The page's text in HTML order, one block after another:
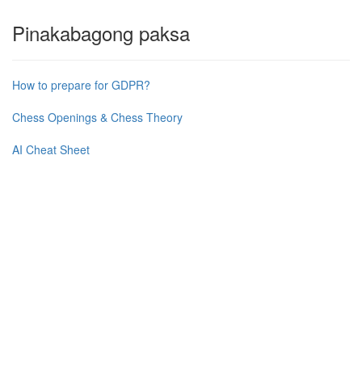
Pinakabagong paksa
How to prepare for GDPR?
Chess Openings & Chess Theory
AI Cheat Sheet